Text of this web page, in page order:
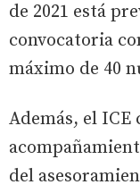
de 2021 está
convocatoria
máximo de 40
Además, el
del